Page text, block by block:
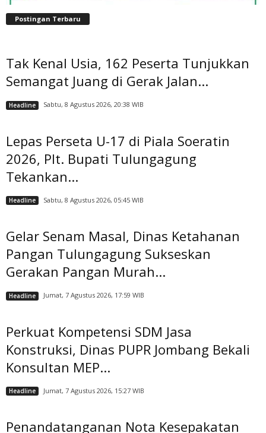
Postingan Terbaru
Tak Kenal Usia, 162 Peserta Tunjukkan
Semangat Juang di Gerak Jalan...
Headline Sabtu, 8 Agustus 2026, 20:38 WIB
Lepas Perseta U-17 di Piala Soeratin
2026, Plt. Bupati Tulungagung
Tekankan...
Headline Sabtu, 8 Agustus 2026, 05:45 WIB
Gelar Senam Masal, Dinas Ketahanan
Pangan Tulungagung Sukseskan
Gerakan Pangan Murah...
Headline Jumat, 7 Agustus 2026, 17:59 WIB
Perkuat Kompetensi SDM Jasa
Konstruksi, Dinas PUPR Jombang Bekali
Konsultan MEP...
Headline Jumat, 7 Agustus 2026, 15:27 WIB
Penandatanganan Nota Kesepakatan